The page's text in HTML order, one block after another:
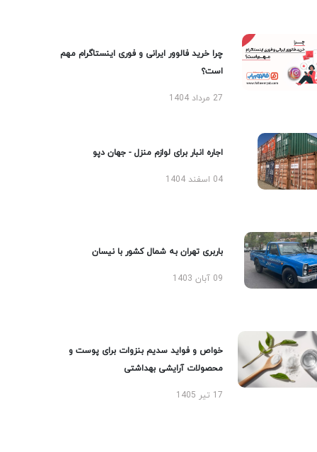
چرا خرید فالوور ایرانی و فوری اینستاگرام مهم
است؟
27 مرداد 1404
اجاره انبار برای لوازم منزل - جهان دپو
04 اسفند 1404
باربری تهران به شمال کشور با نیسان
09 آبان 1403
خواص و فواید سدیم بنزوات برای پوست و
محصولات آرایشی بهداشتی
17 تیر 1405